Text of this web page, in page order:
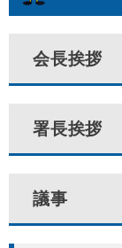
会長挨拶
署長挨拶
議事